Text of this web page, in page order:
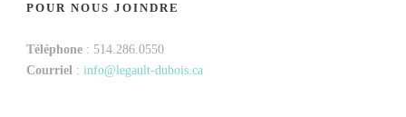
POUR NOUS JOINDRE
Téléphone : 514.286.0550
Courriel : info@legault-dubois.ca